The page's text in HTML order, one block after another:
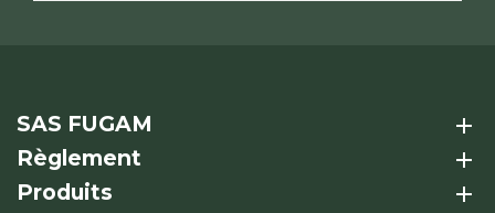
SAS FUGAM
add
Règlement
add
Produits
add